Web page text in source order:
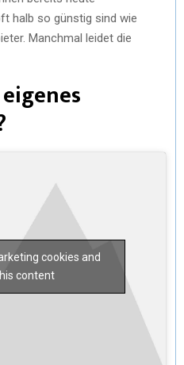
halb so günstig sind wie
Manchmal leidet die
cookies and
content